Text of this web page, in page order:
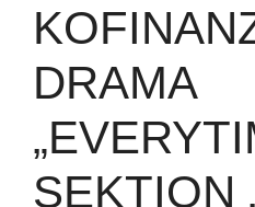
DRAMA
SEKTION